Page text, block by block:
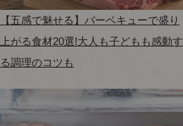
【五感で魅せる】バーベキューで盛り
上がる食材20選!大人も子どもも感動す
る調理のコツも